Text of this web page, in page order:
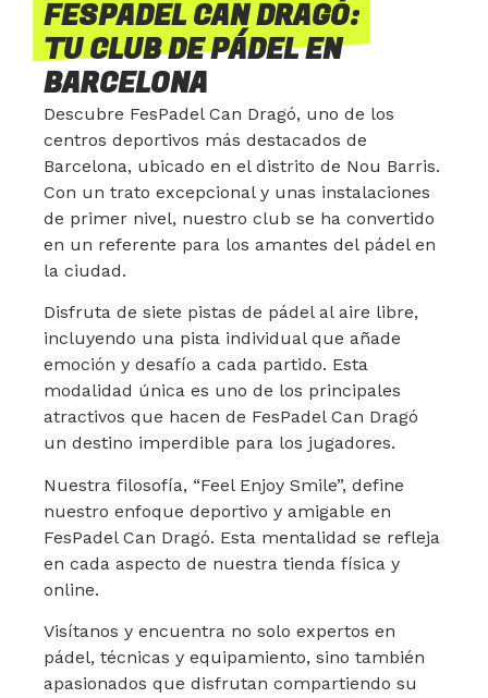
FESPADEL CAN DRAGÓ:
TU CLUB DE PÁDEL EN
BARCELONA
Descubre FesPadel Can Dragó, uno de los
centros deportivos más destacados de
Barcelona, ubicado en el distrito de Nou Barris.
Con un trato excepcional y unas instalaciones
de primer nivel, nuestro club se ha convertido
en un referente para los amantes del pádel en
la ciudad.
Disfruta de siete pistas de pádel al aire libre,
incluyendo una pista individual que añade
emoción y desafío a cada partido. Esta
modalidad única es uno de los principales
atractivos que hacen de FesPadel Can Dragó
un destino imperdible para los jugadores.
Nuestra filosofía, “Feel Enjoy Smile”, define
nuestro enfoque deportivo y amigable en
FesPadel Can Dragó. Esta mentalidad se refleja
en cada aspecto de nuestra tienda física y
online.
Visítanos y encuentra no solo expertos en
pádel, técnicas y equipamiento, sino también
apasionados que disfrutan compartiendo su